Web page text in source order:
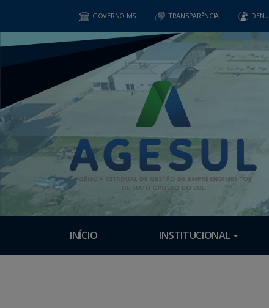
GOVERNO MS TRANSPARÊNCIA
INÍCIO INSTITUCIONAL